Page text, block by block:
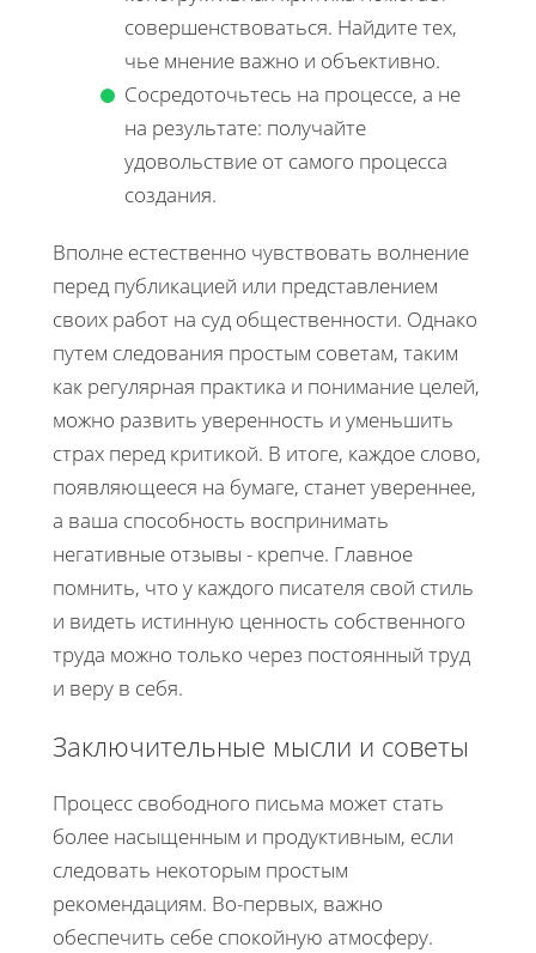
совершенствоваться. Найдите тех,
чье мнение важно и объективно.
Сосредоточьтесь на процессе, а не
на результате: получайте
удовольствие от самого процесса
создания.
Вполне естественно чувствовать волнение
перед публикацией или представлением
своих работ на суд общественности. Однако
путем следования простым советам, таким
как регулярная практика и понимание целей,
можно развить уверенность и уменьшить
страх перед критикой. В итоге, каждое слово,
появляющееся на бумаге, станет увереннее,
а ваша способность воспринимать
негативные отзывы - крепче. Главное
помнить, что у каждого писателя свой стиль
и видеть истинную ценность собственного
труда можно только через постоянный труд
и веру в себя.
Заключительные мысли и советы
Процесс свободного письма может стать
более насыщенным и продуктивным, если
следовать некоторым простым
рекомендациям. Во-первых, важно
обеспечить себе спокойную атмосферу.